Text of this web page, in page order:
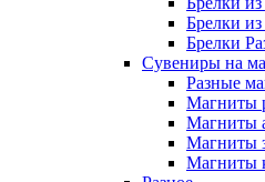
Брелки
Брелки
Сувениры на
Разные
Магниты
Магниты
Магниты
Магниты